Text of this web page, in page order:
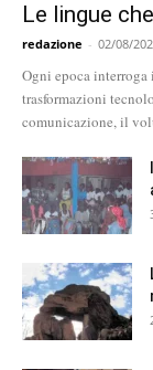
Le lingue
redazione - 02/08/
Ogni epoca
trasformazioni
comunicazione, il